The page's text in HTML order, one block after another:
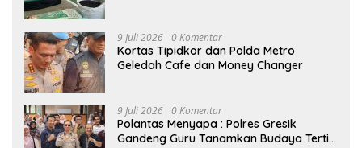
9 Juli 2026 0 Komentar
Kortas Tipidkor dan Polda Metro
Geledah Cafe dan Money Changer
9 Juli 2026 0 Komentar
Polantas Menyapa : Polres Gresik
Gandeng Guru Tanamkan Budaya Tertib